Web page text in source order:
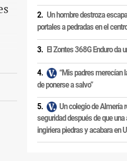
Un hombre destroza
portales a pedradas en el
El Zontes 368G Enduro da
“Mis padres merecían
de ponerse a salvo”
Un colegio de Almería
seguridad después de que una
ingiriera piedras y acabara en